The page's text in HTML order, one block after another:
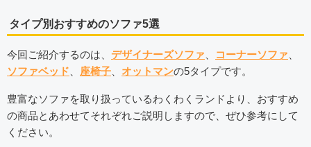
タイプ別おすすめのソファ5選
今回ご紹介するのは、 デザイナーズソファ、 コーナーソファ、
ソファベッド、 座椅子、 オットマンの5タイプです。
豊富なソファを取り扱っているわくわくランドより、おすすめ
の商品とあわせてそれぞれご説明しますので、ぜひ参考にして
ください。